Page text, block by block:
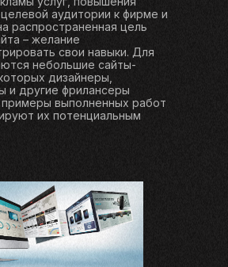
аудитории к фирме и
распространенная цель
– желание
свои навыки. Для
небольшие сайты-
дизайнеры,
и другие фрилансеры
выполненных работ
их потенциальным